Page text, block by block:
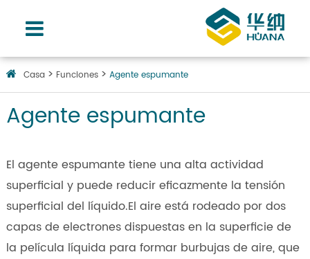
Casa Funciones Agente espumante
Agente espumante
El agente espumante tiene una alta actividad
superficial y puede reducir eficazmente la tensión
superficial del líquido.El aire está rodeado por dos
capas de electrones dispuestas en la superficie de
la película líquida para formar burbujas de aire, que